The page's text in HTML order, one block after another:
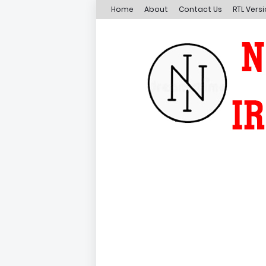
Home About Contact Us RTL